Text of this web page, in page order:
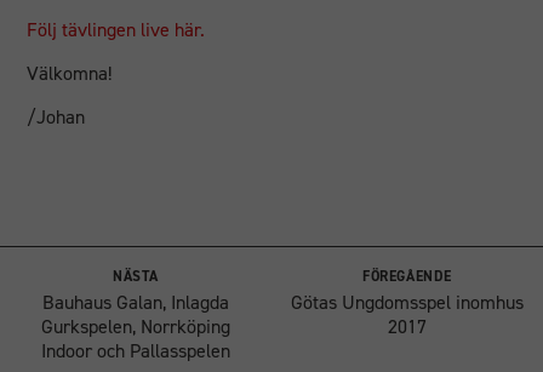
Följ tävlingen live här.
Välkomna!
/Johan
NÄSTA
Bauhaus Galan, Inlagda
Gurkspelen, Norrköping
Indoor och Pallasspelen
FÖREGÅENDE
Götas Ungdomsspel inomhus
2017